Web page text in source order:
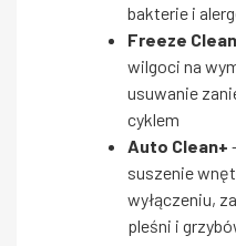
bakterie i
Freeze
wilgoci na
usuwanie
cyklem
Auto Clean+
suszenie
wyłączeniu,
pleśni i